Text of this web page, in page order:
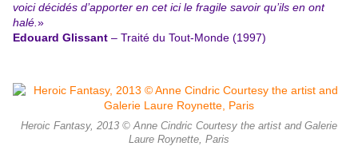
voici décidés d’apporter en cet ici le fragile savoir qu’ils en ont
halé. »
Edouard Glissant – Traité du Tout-Monde (1997)
Heroic Fantasy, 2013 © Anne Cindric Courtesy the artist and Galerie
Laure Roynette, Paris